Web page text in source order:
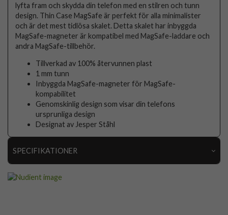
lyfta fram och skydda din telefon med en stilren och tunn
design. Thin Case MagSafe är perfekt för alla minimalister
och är det mest tidlösa skalet. Detta skalet har inbyggda
MagSafe-magneter är kompatibel med MagSafe-laddare och
andra MagSafe-tillbehör.
Tillverkad av 100% återvunnen plast
1 mm tunn
Inbyggda MagSafe-magneter för MagSafe-
kompabilitet
Genomskinlig design som visar din telefons
ursprunliga design
Designat av Jesper Ståhl
SPECIFIKATIONER